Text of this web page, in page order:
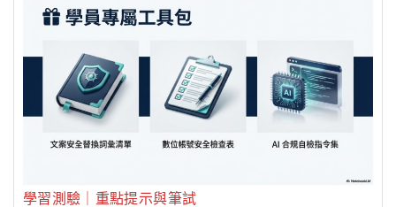
學習測驗｜重點提示與筆試